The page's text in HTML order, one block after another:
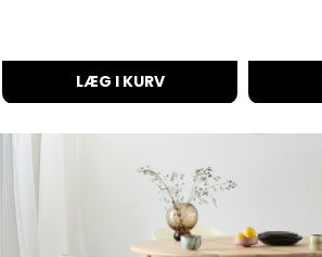
LÆG I KURV